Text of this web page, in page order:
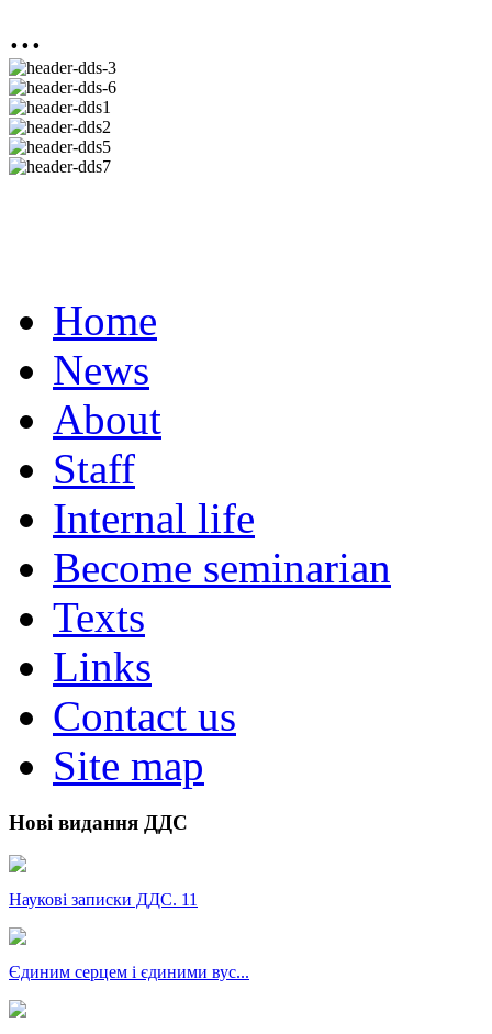
...
Home
News
About
Staff
Internal life
Become seminarian
Texts
Links
Contact us
Site map
Нові видання ДДС
Наукові записки ДДС. 11
Єдиним серцем і єдиними вус...